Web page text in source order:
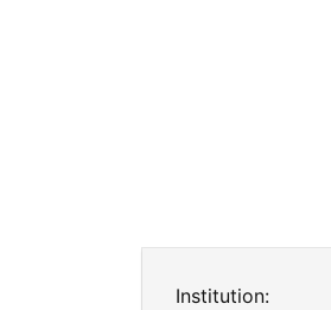
Institution: